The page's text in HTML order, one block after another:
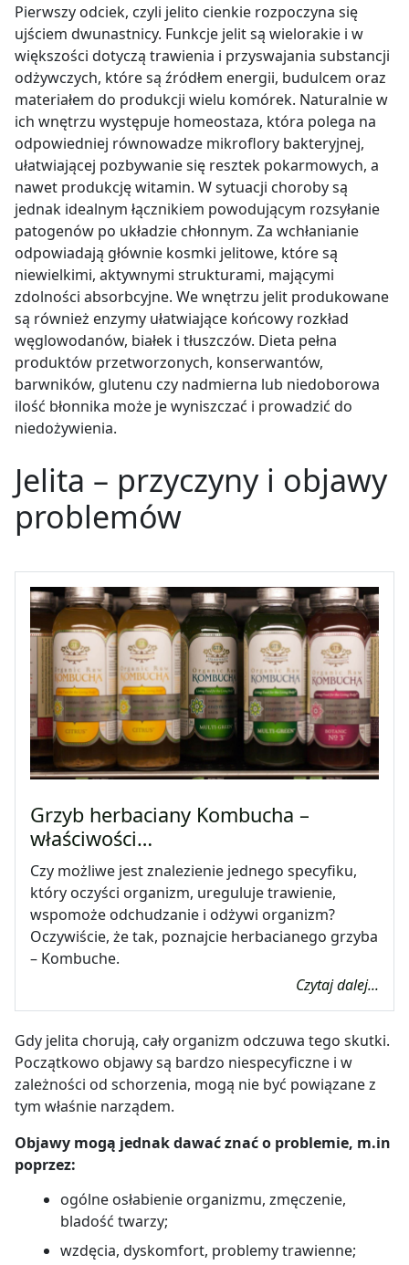
Pierwszy odciek, czyli jelito cienkie rozpoczyna się
ujściem dwunastnicy. Funkcje jelit są wielorakie i w
większości dotyczą trawienia i przyswajania substancji
odżywczych, które są źródłem energii, budulcem oraz
materiałem do produkcji wielu komórek. Naturalnie w
ich wnętrzu występuje homeostaza, która polega na
odpowiedniej równowadze mikroflory bakteryjnej,
ułatwiającej pozbywanie się resztek pokarmowych, a
nawet produkcję witamin. W sytuacji choroby są
jednak idealnym łącznikiem powodującym rozsyłanie
patogenów po układzie chłonnym. Za wchłanianie
odpowiadają głównie kosmki jelitowe, które są
niewielkimi, aktywnymi strukturami, mającymi
zdolności absorbcyjne. We wnętrzu jelit produkowane
są również enzymy ułatwiające końcowy rozkład
węglowodanów, białek i tłuszczów. Dieta pełna
produktów przetworzonych, konserwantów,
barwników, glutenu czy nadmierna lub niedoborowa
ilość błonnika może je wyniszczać i prowadzić do
niedożywienia.
Jelita – przyczyny i objawy
problemów
Grzyb herbaciany Kombucha –
właściwości…
Czy możliwe jest znalezienie jednego specyfiku,
który oczyści organizm, ureguluje trawienie,
wspomoże odchudzanie i odżywi organizm?
Oczywiście, że tak, poznajcie herbacianego grzyba
– Kombuche.
Czytaj dalej...
Gdy jelita chorują, cały organizm odczuwa tego skutki.
Początkowo objawy są bardzo niespecyficzne i w
zależności od schorzenia, mogą nie być powiązane z
tym właśnie narządem.
Objawy mogą jednak dawać znać o problemie, m.in
poprzez:
ogólne osłabienie organizmu, zmęczenie,
bladość twarzy;
wzdęcia, dyskomfort, problemy trawienne;